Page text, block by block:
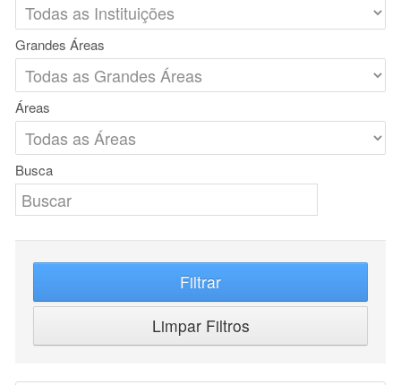
Grandes Áreas
Áreas
Busca
Filtrar
Limpar Filtros